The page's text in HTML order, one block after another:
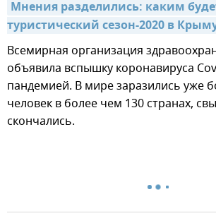
Мнения разделились: каким
туристический сезон-2020 в
Всемирная организация
объявила вспышку коронавируса
пандемией. В мире заразились уже
человек в более чем 130 странах,
скончались.